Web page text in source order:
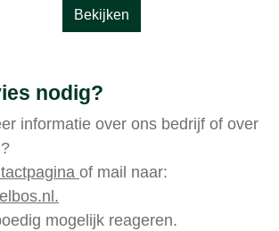
Bekijken
nodig?
informatie over ons bedrijf of over
of mail naar:
mogelijk reageren.